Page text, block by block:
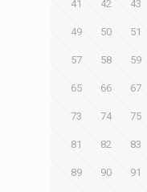
41 42 43
49 50 51
57 58 59
65 66 67
73 74 75
81 82 83
89 90 91